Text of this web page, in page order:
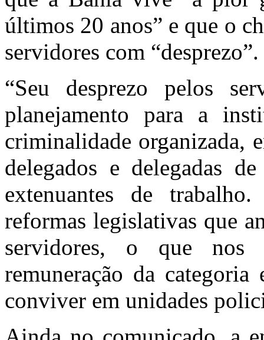
últimos 20 anos” e que o
servidores com “desprezo”.
“Seu desprezo pelos
planejamento para a
criminalidade organizada,
delegados e delegadas
extenuantes de
reformas legislativas que
servidores, o que
remuneração da
conviver em unidades